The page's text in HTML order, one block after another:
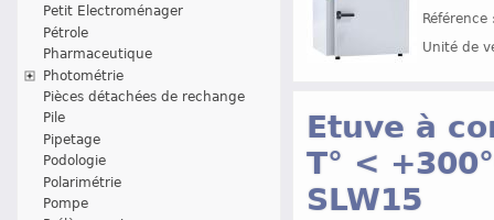
Petit Electroménager
Pétrole
Pharmaceutique
Photométrie
Pièces détachées de rechange
Pile
Pipetage
Podologie
Polarimétrie
Pompe
Unité de
Etuve à
T° <
SLW15